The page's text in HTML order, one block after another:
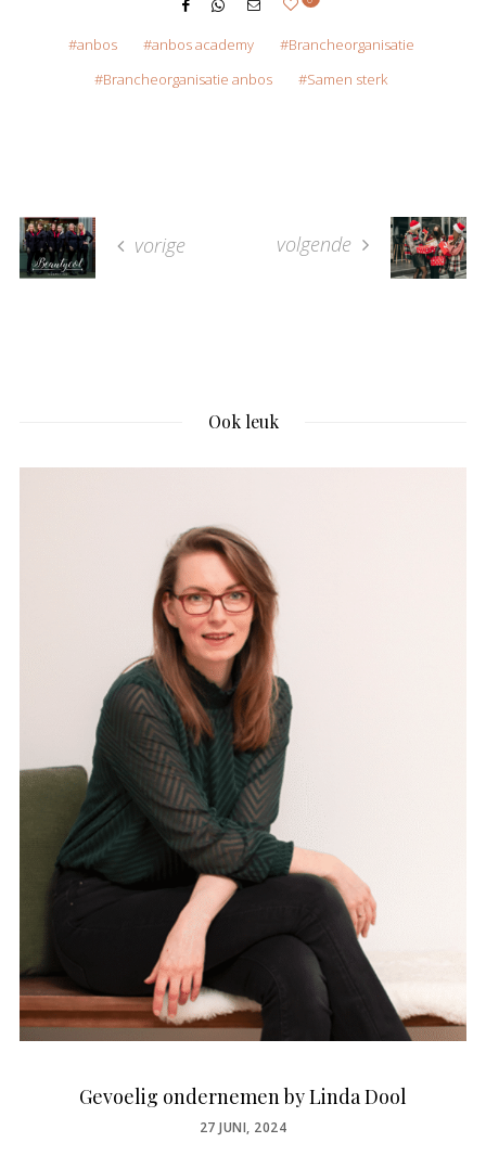
anbos anbos academy
Brancheorganisatie
Brancheorganisatie anbos
Samen sterk
vorige volgende
Ook leuk
Gevoelig ondernemen by Linda Dool
POSTED
27 JUNI, 2024